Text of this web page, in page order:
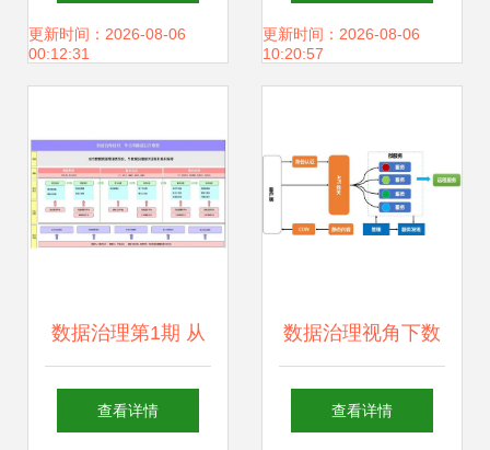
以数据驱动切入存
更新时间：2026-08-06
00:12:31
先搜索及其存储支
更新时间：2026-08-06
10:20:57
数据治理第1期 从
存储支持服务出
查看详情
数据治理视角下数
据集成架构的演进
查看详情